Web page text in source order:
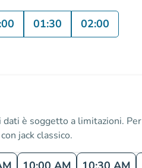
01:30 02:00
è soggetto a limitazioni.
jack classico.